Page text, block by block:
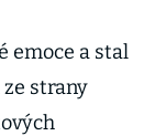
emoce a stal
strany